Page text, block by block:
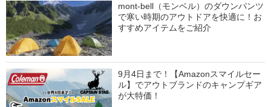
mont-bell（モンベル）のダウンパンツ
で寒い時期のアウトドアを快適に！お
すすめアイテムをご紹介
9月4日まで！【Amazonスマイルセー
ル】でアウトブランドのキャンプギア
が大特価！